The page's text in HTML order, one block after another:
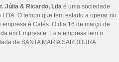
Júlia & Ricardo, Lda é uma sociedade
O tempo que tem estado a operar no
é Cafés. O dia 16 de março de
em Empresite. Esta empresa tem o
de SANTA MARIA SARDOURA